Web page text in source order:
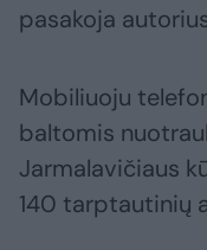
pasakoja
Mobiliuoju
baltomis
Jarmalavičiaus
140 tarptautinių